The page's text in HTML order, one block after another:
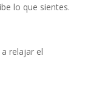
lo que sientes.
relajar el